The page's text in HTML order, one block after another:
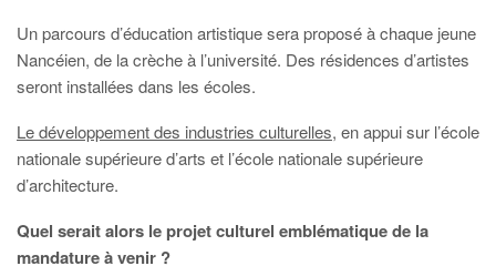
Un parcours d’éducation artistique sera proposé à chaque jeune
Nancéien, de la crèche à l’université. Des résidences d’artistes
seront installées dans les écoles.
Le développement des industries culturelles, en appui sur l’école
nationale supérieure d’arts et l’école nationale supérieure
d’architecture.
Quel serait alors le projet culturel emblématique de la
mandature à venir ?